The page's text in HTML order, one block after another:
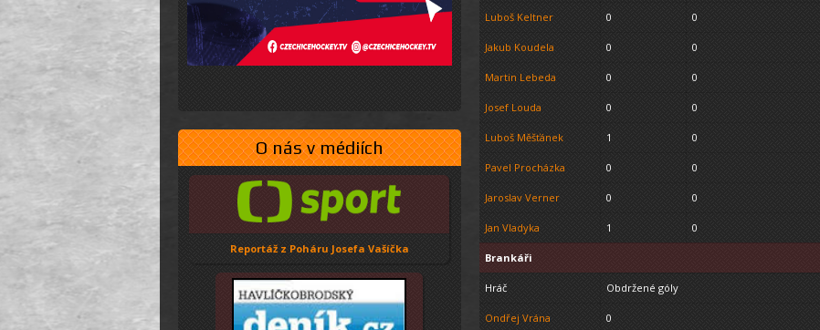
O nás v médiích
Reportáž z Poháru Josefa Vašíčka
Luboš Keltner 0 0
Jakub Koudela 0 0
Martin Lebeda 0 0
Josef Louda 0 0
Luboš Měšťánek 1 0
Pavel Procházka 0 0
Jaroslav Verner 0 0
Jan Vladyka 1 0
Brankáři
Hráč Obdržené góly
Ondřej Vrána 0